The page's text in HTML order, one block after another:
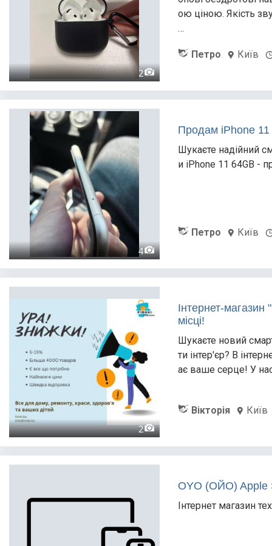
2
ою ціною. Якість
…
Петро Київ
4
Продам iPhone 11
Шукаєте надійний
и iPhone 11 64GB -
Петро Київ
2
Інтернет-
місці!
Шукаєте новий
ти інтер'єр? В
ає ваше серце! У
Вікторія Київ
OYO (ОЙО) Apple
Інтернет магазин